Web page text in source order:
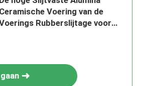
Ceramische Voering van de
Rubberslijtage voor